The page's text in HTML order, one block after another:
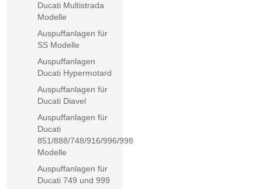
Ducati Multistrada
Modelle
Auspuffanlagen für
SS Modelle
Auspuffanlagen
Ducati Hypermotard
Auspuffanlagen für
Ducati Diavel
Auspuffanlagen für
Ducati
851/888/748/916/996/998
Modelle
Auspuffanlagen für
Ducati 749 und 999